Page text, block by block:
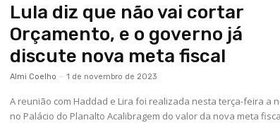
Lula diz que não vai cortar
Orçamento, e o governo já
discute nova meta fiscal
Almi Coelho - 1 de novembro de 2023
A reunião com Haddad e Lira foi realizada nesta terça-feira a
no Palácio do Planalto Acalibragem do valor da nova meta